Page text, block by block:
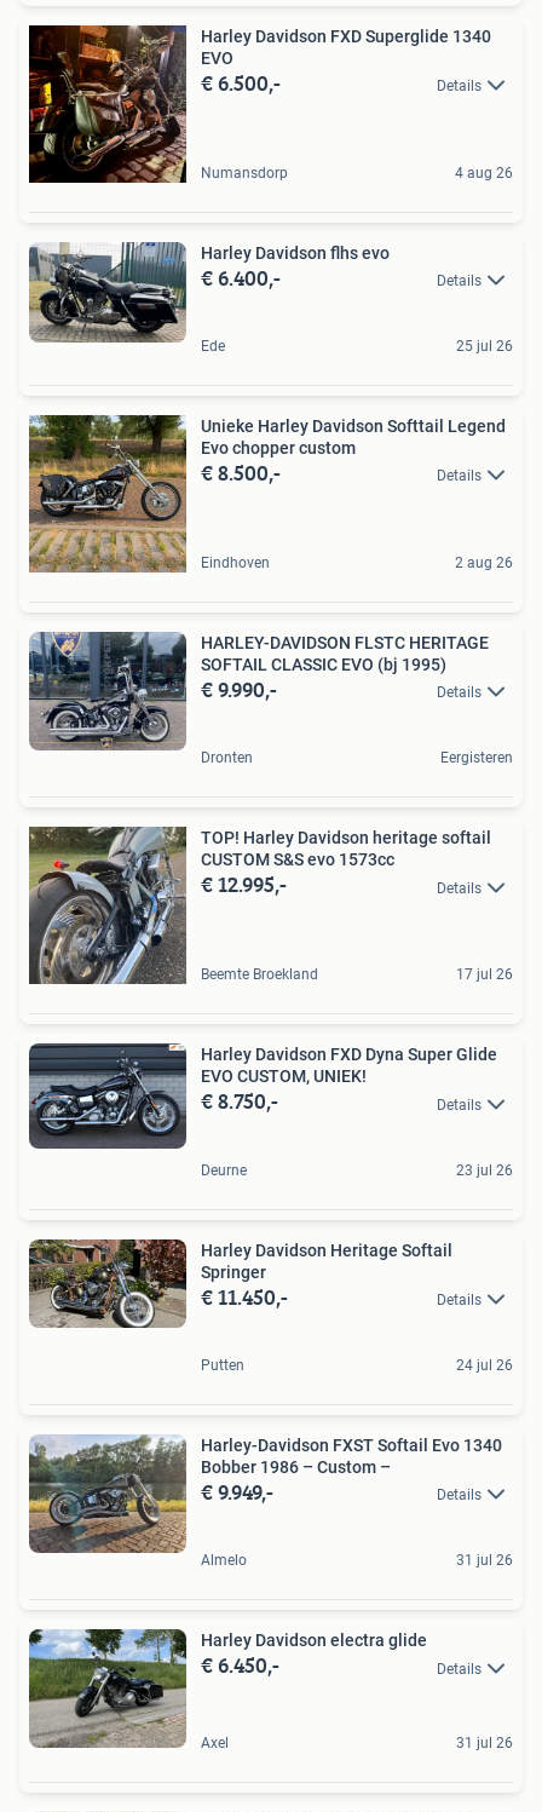
Harley Davidson FXD Superglide 1340
EVO
€ 6.500,- Details
Numansdorp 4 aug 26
Harley Davidson flhs evo
€ 6.400,- Details
Ede 25 jul 26
Unieke Harley Davidson Softtail Legend
Evo chopper custom
€ 8.500,- Details
Eindhoven 2 aug 26
HARLEY-DAVIDSON FLSTC HERITAGE
SOFTAIL CLASSIC EVO (bj 1995)
€ 9.990,- Details
Dronten Eergisteren
TOP! Harley Davidson heritage softail
CUSTOM S&S evo 1573cc
€ 12.995,- Details
Beemte Broekland 17 jul 26
Harley Davidson FXD Dyna Super Glide
EVO CUSTOM, UNIEK!
€ 8.750,- Details
Deurne 23 jul 26
Harley Davidson Heritage Softail
Springer
€ 11.450,- Details
Putten 24 jul 26
Harley-Davidson FXST Softail Evo 1340
Bobber 1986 – Custom –
€ 9.949,- Details
Almelo 31 jul 26
Harley Davidson electra glide
€ 6.450,- Details
Axel 31 jul 26